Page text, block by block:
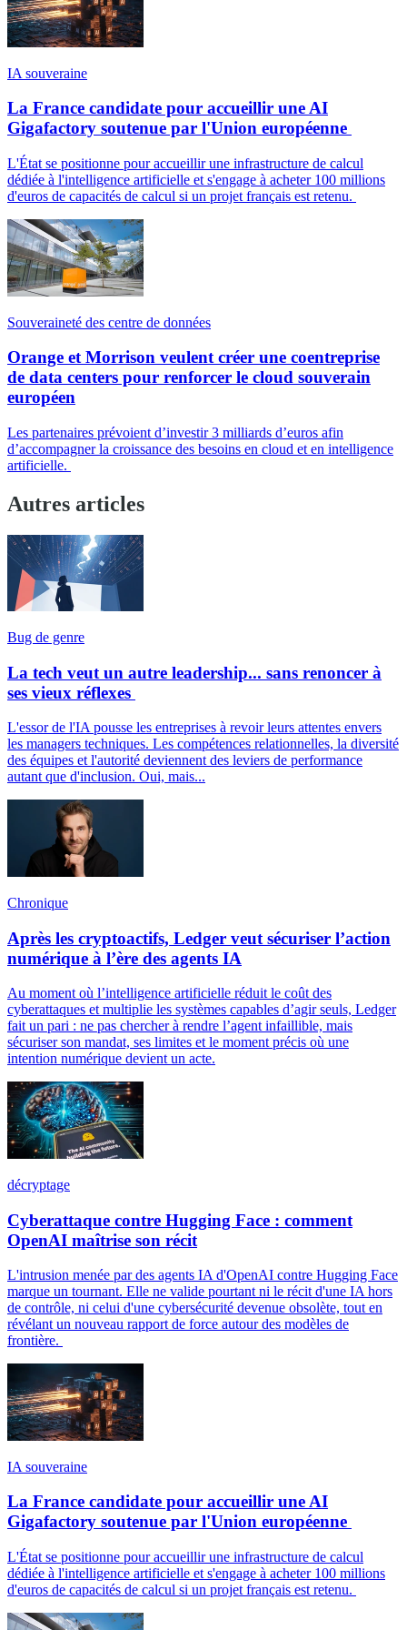
IA souveraine
La France candidate pour accueillir une AI
Gigafactory soutenue par l'Union européenne
L'État se positionne pour accueillir une infrastructure de calcul
dédiée à l'intelligence artificielle et s'engage à acheter 100 millions
d'euros de capacités de calcul si un projet français est retenu.
Souveraineté des centre de données
Orange et Morrison veulent créer une coentreprise
de data centers pour renforcer le cloud souverain
européen
Les partenaires prévoient d’investir 3 milliards d’euros afin
d’accompagner la croissance des besoins en cloud et en intelligence
artificielle.
Autres articles
Bug de genre
La tech veut un autre leadership... sans renoncer à
ses vieux réflexes
L'essor de l'IA pousse les entreprises à revoir leurs attentes envers
les managers techniques. Les compétences relationnelles, la diversité
des équipes et l'autorité deviennent des leviers de performance
autant que d'inclusion. Oui, mais...
Chronique
Après les cryptoactifs, Ledger veut sécuriser l’action
numérique à l’ère des agents IA
Au moment où l’intelligence artificielle réduit le coût des
cyberattaques et multiplie les systèmes capables d’agir seuls, Ledger
fait un pari : ne pas chercher à rendre l’agent infaillible, mais
sécuriser son mandat, ses limites et le moment précis où une
intention numérique devient un acte.
décryptage
Cyberattaque contre Hugging Face : comment
OpenAI maîtrise son récit
L'intrusion menée par des agents IA d'OpenAI contre Hugging Face
marque un tournant. Elle ne valide pourtant ni le récit d'une IA hors
de contrôle, ni celui d'une cybersécurité devenue obsolète, tout en
révélant un nouveau rapport de force autour des modèles de
frontière.
IA souveraine
La France candidate pour accueillir une AI
Gigafactory soutenue par l'Union européenne
L'État se positionne pour accueillir une infrastructure de calcul
dédiée à l'intelligence artificielle et s'engage à acheter 100 millions
d'euros de capacités de calcul si un projet français est retenu.